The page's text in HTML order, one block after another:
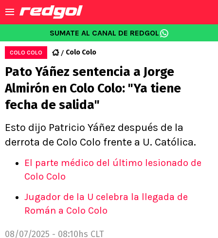
SUMATE AL CANAL DE REDGOL
COLO COLO Colo Colo
Pato Yáñez sentencia a Jorge
Almirón en Colo Colo: "Ya tiene
fecha de salida"
Esto dijo Patricio Yáñez después de la
derrota de Colo Colo frente a U. Católica.
El parte médico del último lesionado de
Colo Colo
Jugador de la U celebra la llegada de
Román a Colo Colo
08/07/2025 - 08:10hs CLT